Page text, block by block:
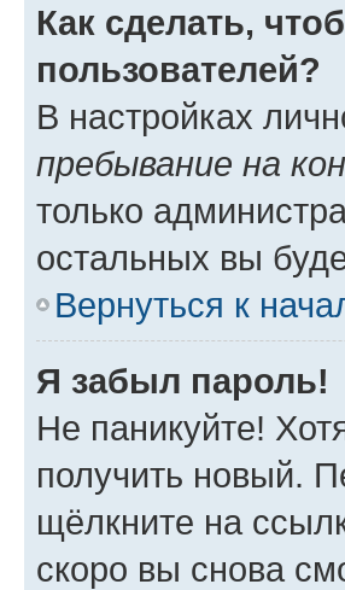
Как сделать,
пользователей?
В настройках
пребывание на
только
остальных вы
Вернуться к
Я забыл пароль!
Не паникуйте!
получить новый.
щёлкните на
скоро вы снова